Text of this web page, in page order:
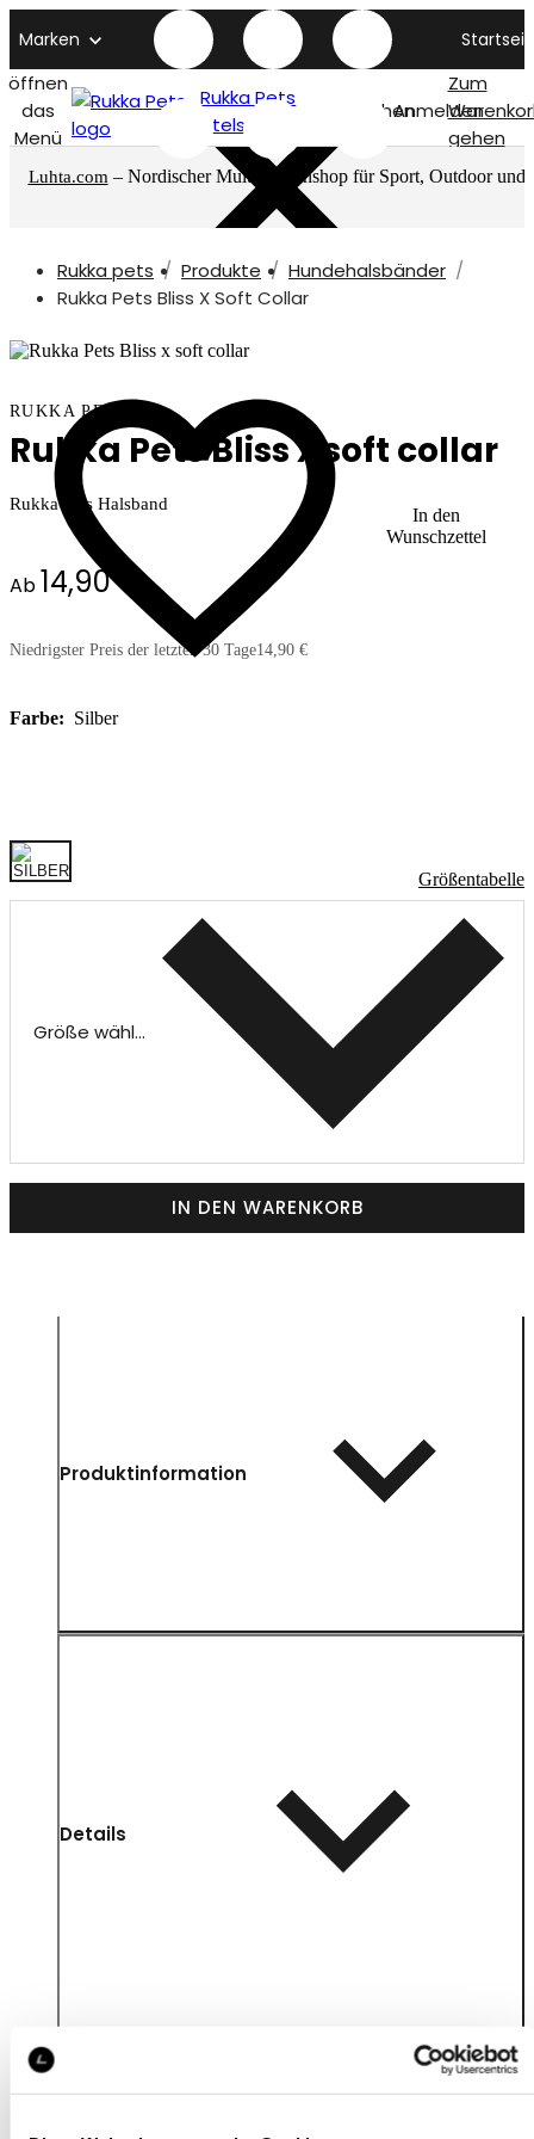
Marken
öffnen
das
Menü
Rukka Pets
titelseite
SuchenAnmelden
Zum
gehen
Luhta.com – Nordischer Multimarkenshop für Sport, Outdoor und
Rukka pets Produkte
Hundehalsbänder
Rukka Pets Bliss X Soft Collar
In den
Wunschzettel
RUKKA PETS
Rukka Pets Bliss x soft collar
Rukka Pets Halsband
Ab14,90 €
Niedrigster Preis der letzten 30 Tage14,90 €
Farbe: Silber
Größentabelle
Größe wählen
IN DEN WARENKORB
Produktinformation
Details